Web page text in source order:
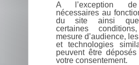
A l’exception
nécessaires au
du site ainsi
certaines
mesure d’audience,
et technologies
peuvent être déposés
votre consentement.